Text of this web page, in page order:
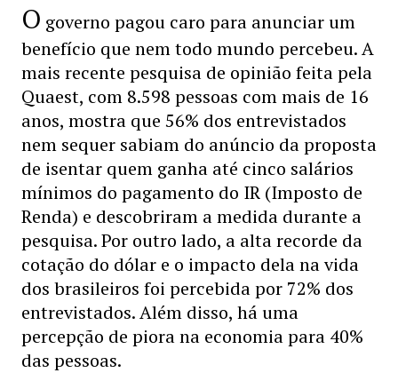
O governo pagou caro para anunciar um
benefício que nem todo mundo percebeu. A
mais recente pesquisa de opinião feita pela
Quaest, com 8.598 pessoas com mais de 16
anos, mostra que 56% dos entrevistados
nem sequer sabiam do anúncio da proposta
de isentar quem ganha até cinco salários
mínimos do pagamento do IR (Imposto de
Renda) e descobriram a medida durante a
pesquisa. Por outro lado, a alta recorde da
cotação do dólar e o impacto dela na vida
dos brasileiros foi percebida por 72% dos
entrevistados. Além disso, há uma
percepção de piora na economia para 40%
das pessoas.